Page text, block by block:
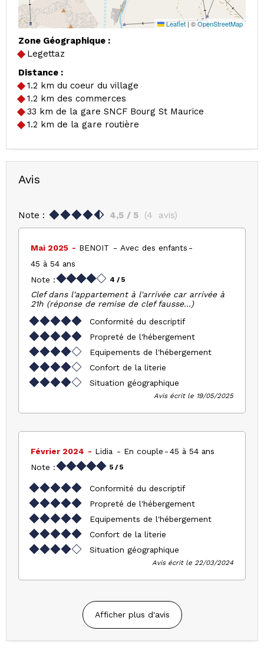
Leaflet |©OpenStreetMap
Zone Géographique :
Legettaz
Distance :
1.2 km du coeur du village
1.2 km des commerces
33 km de la gare SNCF Bourg St Maurice
1.2 km de la gare routière
Avis
Note : 4,5 / 5 (4 avis)
Mai 2025 BENOIT
Avec des enfants
45 à 54 ans
Note :
4 / 5
Clef dans l'appartement à l'arrivée car arrivée à
21h (réponse de remise de clef fausse...)
Conformité du descriptif
Propreté de l'hébergement
Equipements de l'hébergement
Confort de la literie
Situation géographique
Avis écrit le 19/05/2025
Février 2024 Lidia En couple
45 à 54 ans
Note :
5 / 5
Conformité du descriptif
Propreté de l'hébergement
Equipements de l'hébergement
Confort de la literie
Situation géographique
Avis écrit le 22/03/2024
Afficher plus d'avis